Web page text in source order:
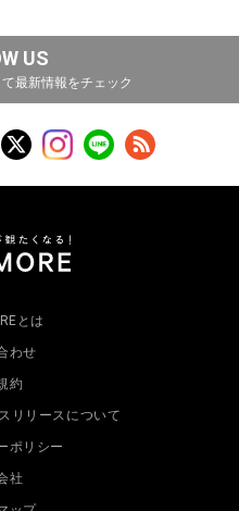
US
最新情報をチェック
とは
わせ
約
リリースについて
ポリシー
社